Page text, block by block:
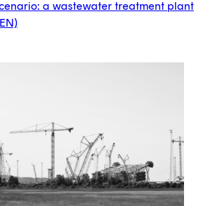
a wastewater treatment plant